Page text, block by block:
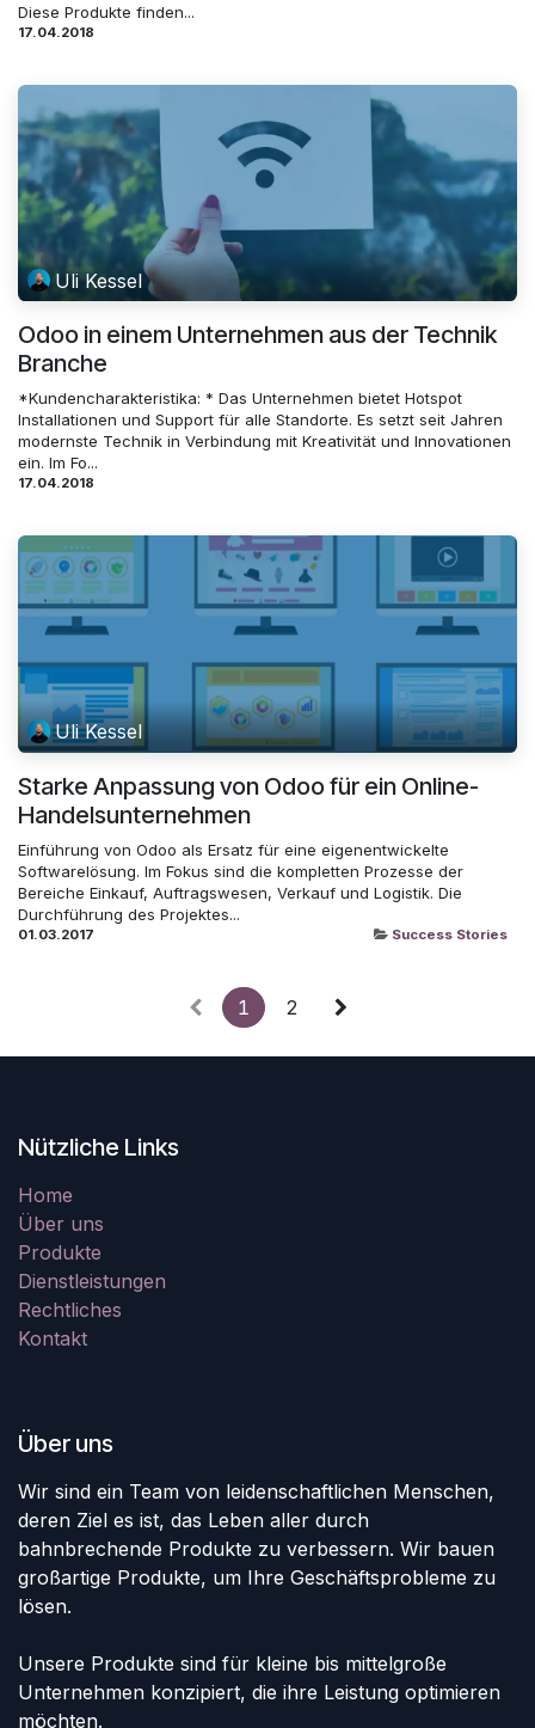
Diese Produkte finden...
17.04.2018
Uli Kessel
Odoo in einem Unternehmen aus der Technik
Branche
*Kundencharakteristika: * Das Unternehmen bietet Hotspot
Installationen und Support für alle Standorte. Es setzt seit Jahren
modernste Technik in Verbindung mit Kreativität und Innovationen
ein. Im Fo...
17.04.2018
Uli Kessel
Starke Anpassung von Odoo für ein Online-
Handelsunternehmen
Einführung von Odoo als Ersatz für eine eigenentwickelte
Softwarelösung. Im Fokus sind die kompletten Prozesse der
Bereiche Einkauf, Auftragswesen, Verkauf und Logistik. Die
Durchführung des Projektes...
01.03.2017 Success Stories
1 2
Nützliche Links
Home
Über uns
Produkte
Dienstleistungen
Rechtliches
Kontakt
Über uns
Wir sind ein Team von leidenschaftlichen Menschen,
deren Ziel es ist, das Leben aller durch
bahnbrechende Produkte zu verbessern. Wir bauen
großartige Produkte, um Ihre Geschäftsprobleme zu
lösen.
Unsere Produkte sind für kleine bis mittelgroße
Unternehmen konzipiert, die ihre Leistung optimieren
möchten.